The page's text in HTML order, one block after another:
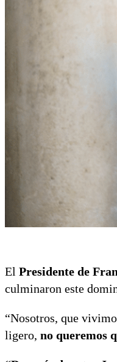
El Presidente de
culminaron este
“Nosotros, que
ligero, no queremos